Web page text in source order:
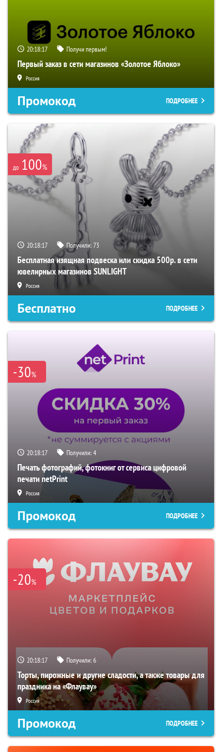
20:18:16 Получи первым!
Первый заказ в сети магазинов «Золотое Яблоко»
Россия
Промокод ПОДРОБНЕЕ
до 100%
20:18:16 Получили:73
Бесплатная изящная подвеска или скидка 500р. в сети
ювелирных магазинов SUNLIGHT
Россия
Бесплатно ПОДРОБНЕЕ
-30%
20:18:16 Получили:4
Печать фотографий, фотокниг от сервиса цифровой
печати netPrint
Россия
Промокод ПОДРОБНЕЕ
-20%
20:18:16 Получили:6
Торты, пирожные и другие сладости, а также товары для
праздника на «Флаувау»
Россия
Промокод ПОДРОБНЕЕ